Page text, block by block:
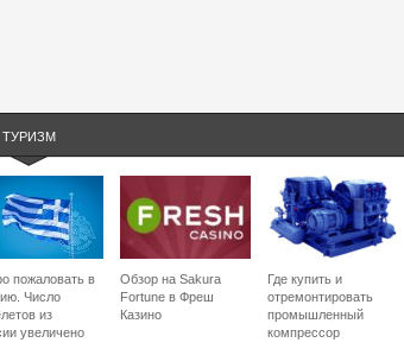
ТУРИЗМ
пожаловать в
Число
из
увеличено
Обзор на Sakura
Fortune в Фреш
Казино
Где купить и
отремонтировать
промышленный
компрессор